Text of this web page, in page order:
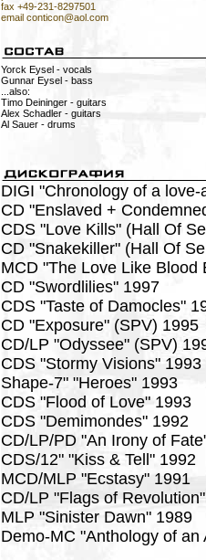
fax +49-231-8297501
email conticon@aol.com
Yorck Eysel - vocals
Gunnar Eysel - bass
...also:
Timo Deininger - guitars
Alex Schadler - guitars
Al Sauer - drums
DIGI "Chronology of a
CD "Enslaved +
CDS "Love Kills" (Hall Of
CD "Snakekiller" (Hall Of
MCD "The Love Like Blood
CD "Swordlilies" 1997
CDS "Taste of Damocles"
CD "Exposure" (SPV) 1995
CD/LP "Odyssee" (SPV)
CDS "Stormy Visions" 1993
Shape-7" "Heroes" 1993
CDS "Flood of Love" 1993
CDS "Demimondes" 1992
CD/LP/PD "An Irony of
CDS/12" "Kiss & Tell" 1992
MCD/MLP "Ecstasy" 1991
CD/LP "Flags of
MLP "Sinister Dawn" 1989
Demo-MC "Anthology of an